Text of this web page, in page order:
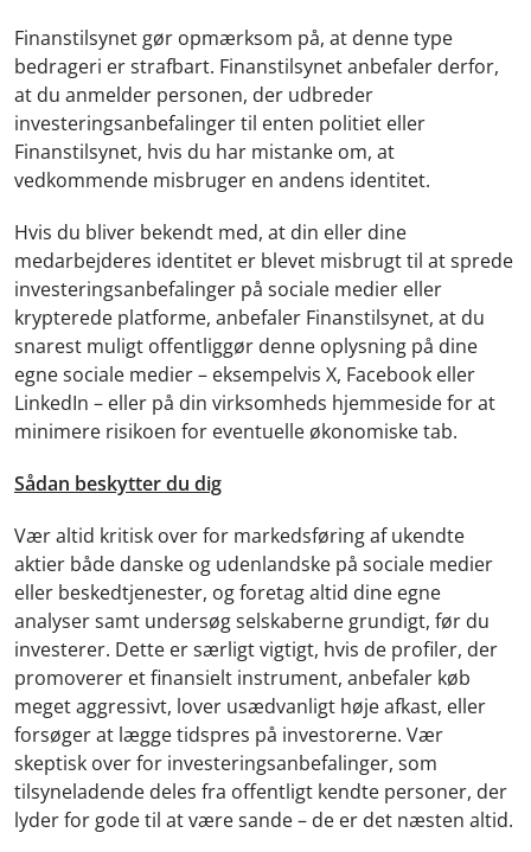
Finanstilsynet gør opmærksom på, at denne type
bedrageri er strafbart. Finanstilsynet anbefaler derfor,
at du anmelder personen, der udbreder
investeringsanbefalinger til enten politiet eller
Finanstilsynet, hvis du har mistanke om, at
vedkommende misbruger en andens identitet.
Hvis du bliver bekendt med, at din eller dine
medarbejderes identitet er blevet misbrugt til at sprede
investeringsanbefalinger på sociale medier eller
krypterede platforme, anbefaler Finanstilsynet, at du
snarest muligt offentliggør denne oplysning på dine
egne sociale medier – eksempelvis X, Facebook eller
LinkedIn – eller på din virksomheds hjemmeside for at
minimere risikoen for eventuelle økonomiske tab.
Sådan beskytter du dig
Vær altid kritisk over for markedsføring af ukendte
aktier både danske og udenlandske på sociale medier
eller beskedtjenester, og foretag altid dine egne
analyser samt undersøg selskaberne grundigt, før du
investerer. Dette er særligt vigtigt, hvis de profiler, der
promoverer et finansielt instrument, anbefaler køb
meget aggressivt, lover usædvanligt høje afkast, eller
forsøger at lægge tidspres på investorerne. Vær
skeptisk over for investeringsanbefalinger, som
tilsyneladende deles fra offentligt kendte personer, der
lyder for gode til at være sande – de er det næsten altid.